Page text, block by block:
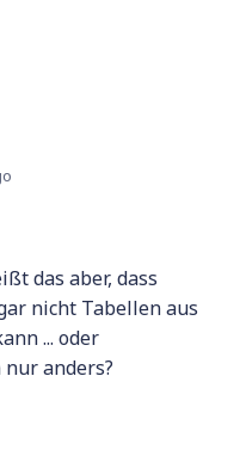
das aber, dass
nicht Tabellen aus
... oder
anders?